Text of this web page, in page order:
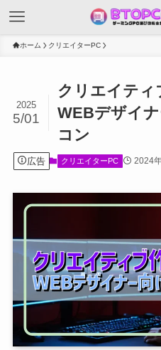
ホーム クリエイターPC
クリエイティ
WEBデザイ
コン
2025
5/01
広告 クリエイターPC 2024